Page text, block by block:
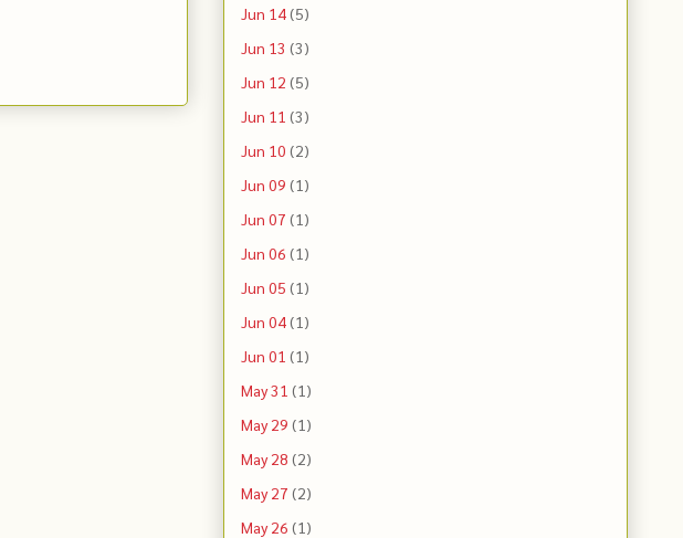
Jun 14(5)
Jun 13 (3)
Jun 12 (5)
Jun 11 (3)
Jun 10 (2)
Jun 09 (1)
Jun 07 (1)
Jun 06 (1)
Jun 05 (1)
Jun 04(1)
Jun 01 (1)
May 31 (1)
May 29 (1)
May 28 (2)
May 27 (2)
May 26 (1)